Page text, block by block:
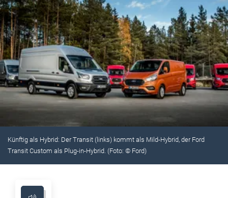
Künftig als Hybrid: Der Transit (links) kommt als Mild-Hybrid, der Ford
Transit Custom als Plug-in-Hybrid. (Foto: © Ford)